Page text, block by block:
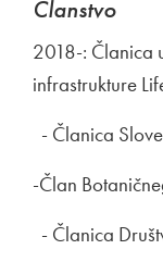
Članstvo
2018-: Članica
infrastrukture
- Članica
-Član
- Članica